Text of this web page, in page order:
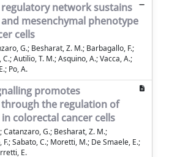
network sustains
mesenchymal phenotype
cells
G.; Besharat, Z. M.; Barbagallo, F.;
Autilio, T. M.; Asquino, A.; Vacca, A.;
Po, A.
promotes
the regulation of
colorectal cancer cells
Catanzaro, G.; Besharat, Z. M.;
Sabato, C.; Moretti, M.; De Smaele, E.;
E.